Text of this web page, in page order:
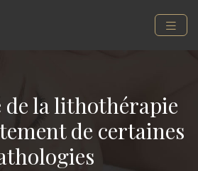
de la lithothérapie
de certaines